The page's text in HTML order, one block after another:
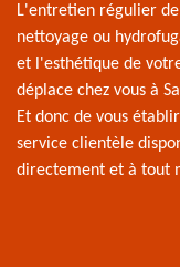
L'entretien régulier
nettoyage ou
et l'esthétique de
déplace chez vous à
Et donc de vous
service clientèle
directement et à tout